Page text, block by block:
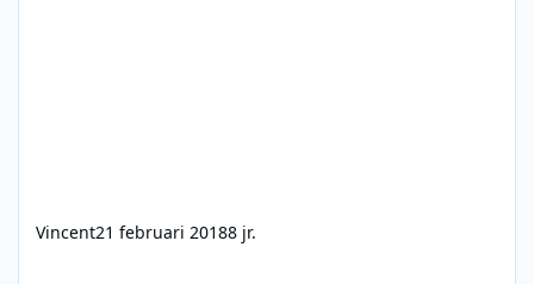
Vincent21 februari 20188 jr.